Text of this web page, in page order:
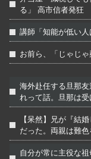
る」 高市信者発狂
講師「知能が低い人
お前ら、「じゃじ
海外赴任する旦那
れって話。旦那は
【呆然】兄が『結
だった。両親は難
自分が常に主役な